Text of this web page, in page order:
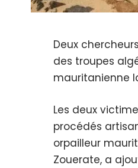
Deux
des troupes
mauritanienne
Les deux
procédés
orpailleur
Zouerate, a